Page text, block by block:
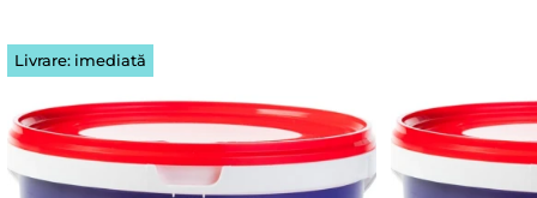
Livrare: imediată